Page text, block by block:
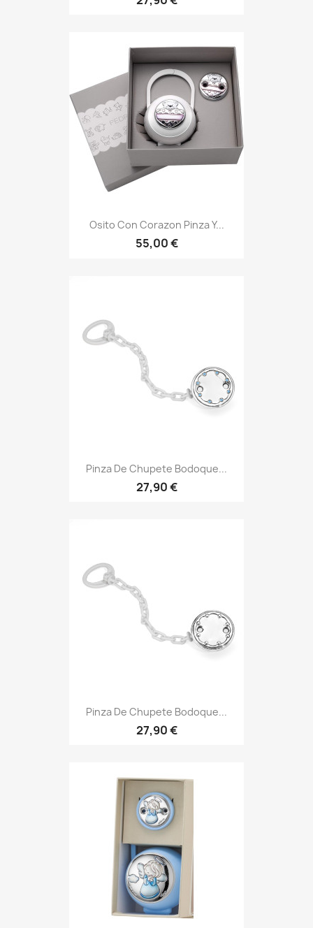
Osito Con Corazon Pinza Y...
55,00 €
Pinza De Chupete Bodoque...
27,90 €
Pinza De Chupete Bodoque...
27,90 €